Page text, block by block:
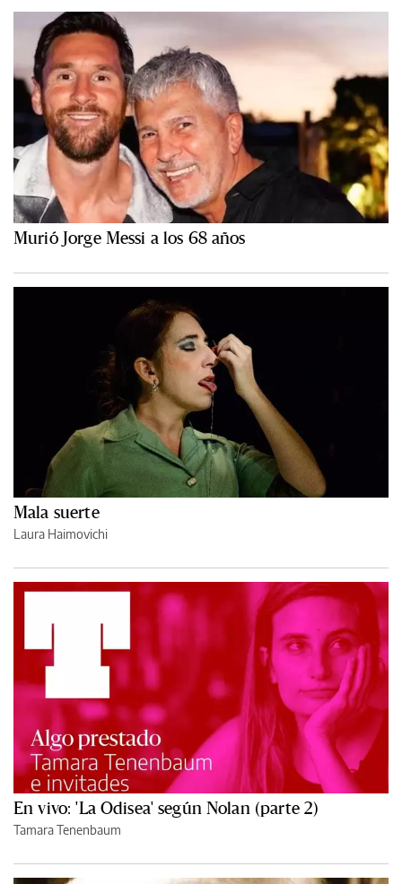
Murió Jorge Messi a los 68 años
Mala suerte
Laura Haimovichi
En vivo: 'La Odisea' según Nolan (parte 2)
Tamara Tenenbaum